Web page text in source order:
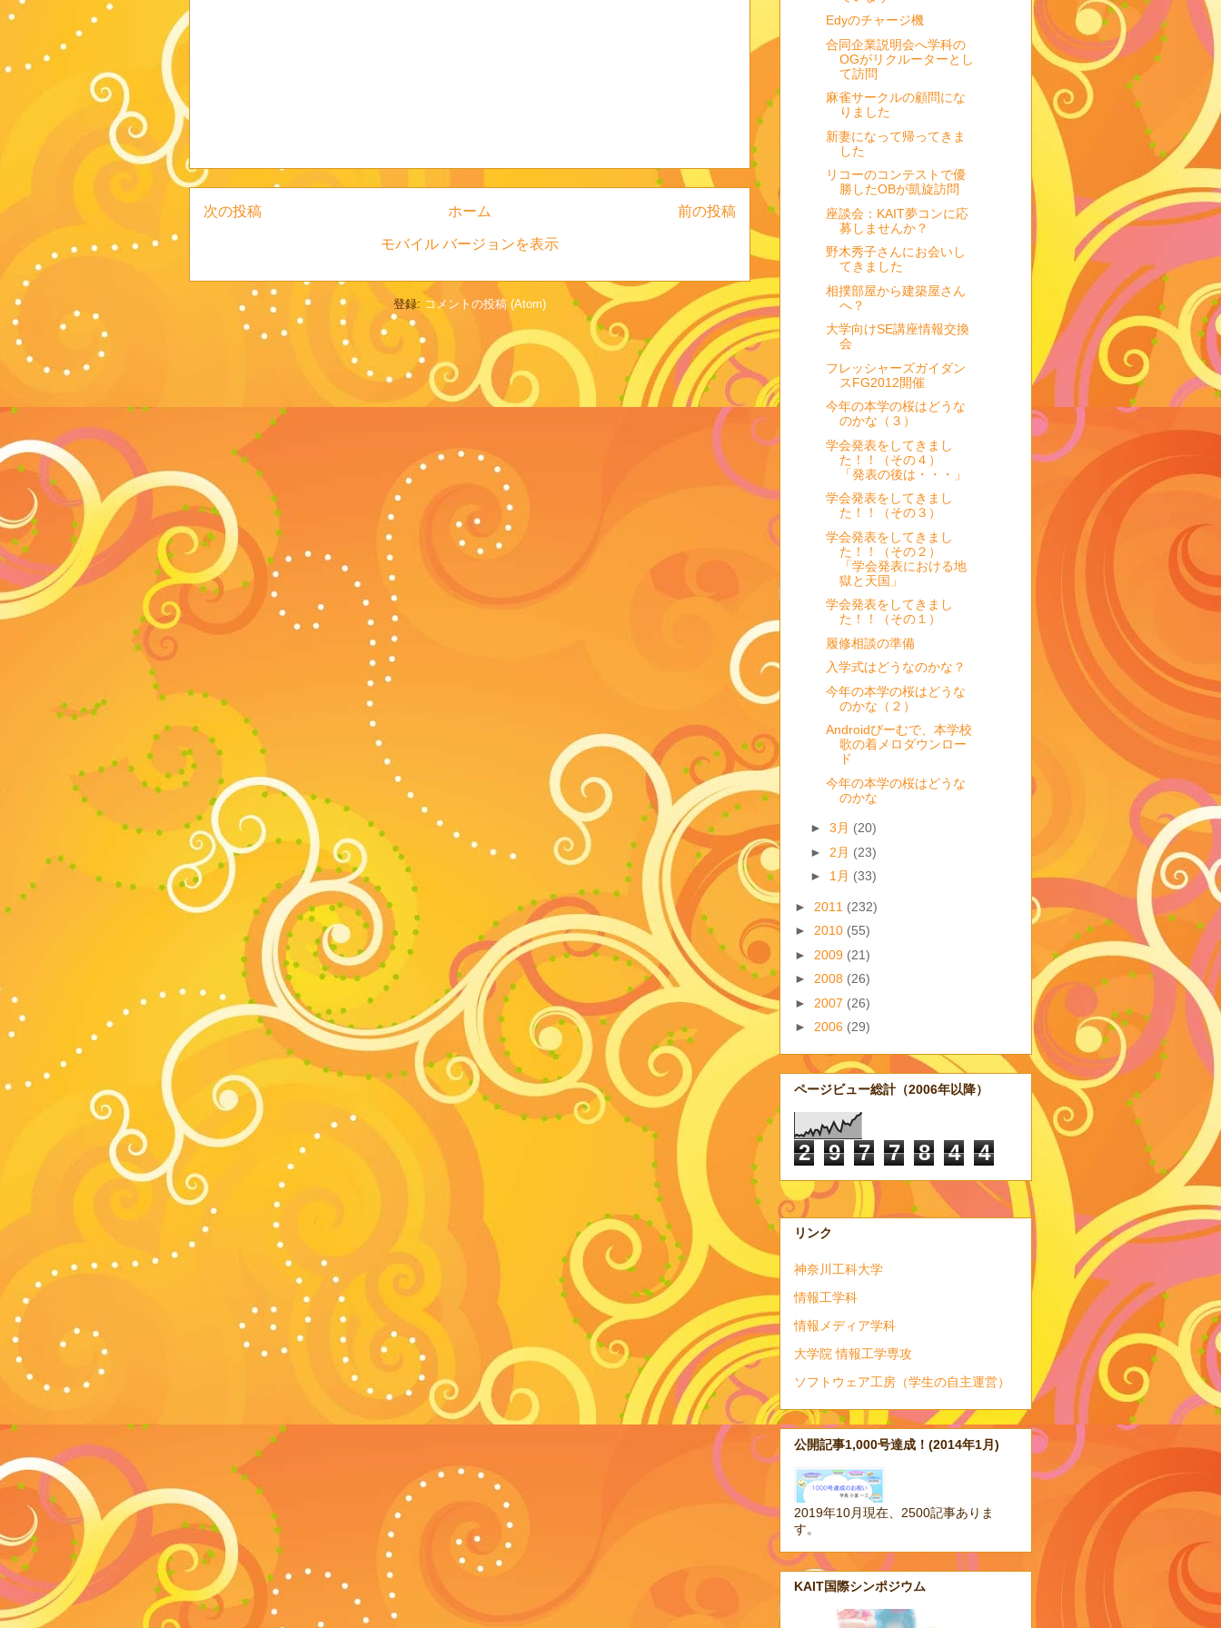
次の投稿 前の投稿
ホーム
モバイル バージョンを表示
登録: コメントの投稿 (Atom)
Edyのチャージ機
合同企業説明会へ学科の
OGがリクルーターとし
て訪問
麻雀サークルの顧問にな
りました
新妻になって帰ってきま
した
リコーのコンテストで優
勝したOBが凱旋訪問
座談会：KAIT夢コンに応
募しませんか？
野木秀子さんにお会いし
てきました
相撲部屋から建築屋さん
へ？
大学向けSE講座情報交換
会
フレッシャーズガイダン
スFG2012開催
今年の本学の桜はどうな
のかな（３）
学会発表をしてきまし
た！！（その４）
「発表の後は・・・」
学会発表をしてきまし
た！！（その３）
学会発表をしてきまし
た！！（その２）
「学会発表における地
獄と天国」
学会発表をしてきまし
た！！（その１）
履修相談の準備
入学式はどうなのかな？
今年の本学の桜はどうな
のかな（２）
Androidびーむで、本学校
歌の着メロダウンロー
ド
今年の本学の桜はどうな
のかな
► 3月 (20)
► 2月 (23)
► 1月 (33)
► 2011 (232)
► 2010 (55)
► 2009 (21)
► 2008 (26)
► 2007 (26)
► 2006 (29)
ページビュー総計（2006年以降）
2 9 7 7 8 4 4
リンク
神奈川工科大学
情報工学科
情報メディア学科
大学院 情報工学専攻
ソフトウェア工房（学生の自主運営）
公開記事1,000号達成！(2014年1月)
2019年10月現在、2500記事ありま
す。
KAIT国際シンポジウム